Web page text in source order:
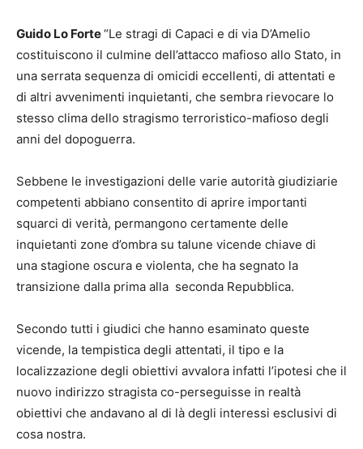
Guido Lo Forte“Le stragi di Capaci e di via D’Amelio
costituiscono il culmine dell’attacco mafioso allo Stato, in
una serrata sequenza di omicidi eccellenti, di attentati e
di altri avvenimenti inquietanti, che sembra rievocare lo
stesso clima dello stragismo terroristico-mafioso degli
anni del dopoguerra.
Sebbene le investigazioni delle varie autorità giudiziarie
competenti abbiano consentito di aprire importanti
squarci di verità, permangono certamente delle
inquietanti zone d’ombra su talune vicende chiave di
una stagione oscura e violenta, che ha segnato la
transizione dalla prima alla seconda Repubblica.
Secondo tutti i giudici che hanno esaminato queste
vicende, la tempistica degli attentati, il tipo e la
localizzazione degli obiettivi avvalora infatti l’ipotesi che il
nuovo indirizzo stragista co-perseguisse in realtà
obiettivi che andavano al di là degli interessi esclusivi di
cosa nostra.